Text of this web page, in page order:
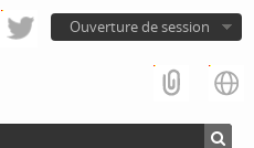
Ouverture de session